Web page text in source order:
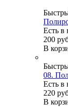
Есть в
200
В
08.
Есть в
220
В